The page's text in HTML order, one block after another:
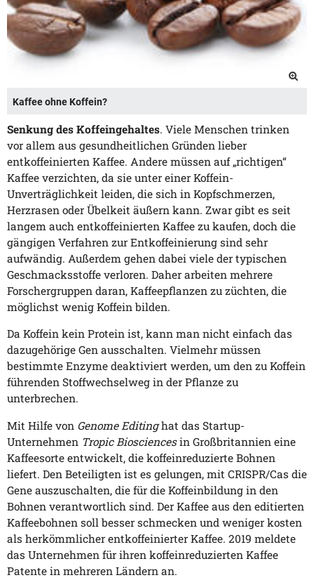
Kaffee ohne Koffein?
Senkung des Koffeingehaltes. Viele Menschen trinken
vor allem aus gesundheitlichen Gründen lieber
entkoffeinierten Kaffee. Andere müssen auf „richtigen“
Kaffee verzichten, da sie unter einer Koffein-
Unverträglichkeit leiden, die sich in Kopfschmerzen,
Herzrasen oder Übelkeit äußern kann. Zwar gibt es seit
langem auch entkoffeinierten Kaffee zu kaufen, doch die
gängigen Verfahren zur Entkoffeinierung sind sehr
aufwändig. Außerdem gehen dabei viele der typischen
Geschmacksstoffe verloren. Daher arbeiten mehrere
Forschergruppen daran, Kaffeepflanzen zu züchten, die
möglichst wenig Koffein bilden.
Da Koffein kein Protein ist, kann man nicht einfach das
dazugehörige Gen ausschalten. Vielmehr müssen
bestimmte Enzyme deaktiviert werden, um den zu Koffein
führenden Stoffwechselweg in der Pflanze zu
unterbrechen.
Mit Hilfe von Genome Editinghat das Startup-
Unternehmen Tropic Biosciencesin Großbritannien eine
Kaffeesorte entwickelt, die koffeinreduzierte Bohnen
liefert. Den Beteiligten ist es gelungen, mit CRISPR/Cas die
Gene auszuschalten, die für die Koffeinbildung in den
Bohnen verantwortlich sind. Der Kaffee aus den editierten
Kaffeebohnen soll besser schmecken und weniger kosten
als herkömmlicher entkoffeinierter Kaffee. 2019 meldete
das Unternehmen für ihren koffeinreduzierten Kaffee
Patente in mehreren Ländern an.